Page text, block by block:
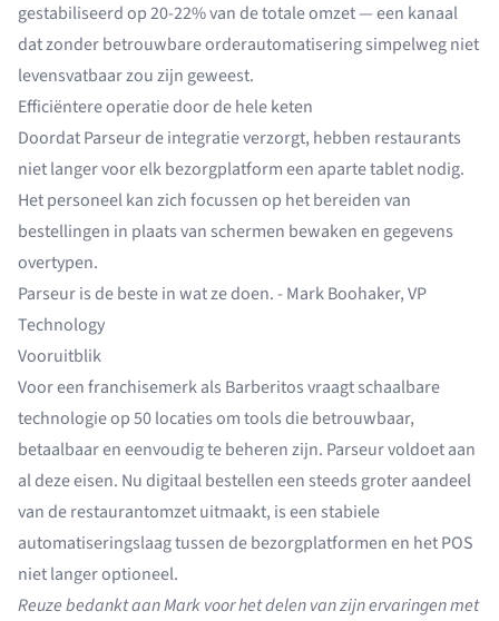
gestabiliseerd op 20-22% van de totale omzet — een kanaal
dat zonder betrouwbare orderautomatisering simpelweg niet
levensvatbaar zou zijn geweest.
Efficiëntere operatie door de hele keten
Doordat Parseur de integratie verzorgt, hebben restaurants
niet langer voor elk bezorgplatform een aparte tablet nodig.
Het personeel kan zich focussen op het bereiden van
bestellingen in plaats van schermen bewaken en gegevens
overtypen.
Parseur is de beste in wat ze doen. - Mark Boohaker, VP
Technology
Vooruitblik
Voor een franchisemerk als Barberitos vraagt schaalbare
technologie op 50 locaties om tools die betrouwbaar,
betaalbaar en eenvoudig te beheren zijn. Parseur voldoet aan
al deze eisen. Nu digitaal bestellen een steeds groter aandeel
van de restaurantomzet uitmaakt, is een stabiele
automatiseringslaag tussen de bezorgplatformen en het POS
niet langer optioneel.
Reuze bedankt aan Mark voor het delen van zijn ervaringen met